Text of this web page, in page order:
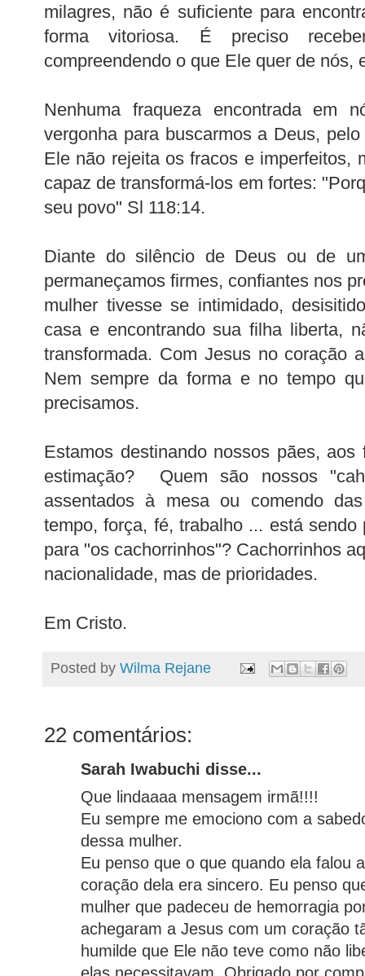
milagres, não é suficiente para
forma vitoriosa. É preciso
compreendendo o que Ele quer de nós,
Nenhuma fraqueza encontrada em
vergonha para buscarmos a Deus,
Ele não rejeita os fracos e imperfeitos,
capaz de transformá-los em fortes:
seu povo" Sl 118:14.
Diante do silêncio de Deus ou de
permaneçamos firmes, confiantes nos
mulher tivesse se intimidado,
casa e encontrando sua filha liberta,
transformada. Com Jesus no coração
Nem sempre da forma e no tempo
precisamos.
Estamos destinando nossos pães,
estimação? Quem são nossos
assentados à mesa ou comendo
tempo, força, fé, trabalho ... está
para "os cachorrinhos"? Cachorrinhos
nacionalidade, mas de prioridades.
Em Cristo.
Posted by Wilma Rejane
22 comentários:
Sarah Iwabuchi disse...
Que lindaaaa mensagem irmã!!!!
Eu sempre me emociono com a
dessa mulher.
Eu penso que o que quando ela falou
coração dela era sincero. Eu penso
mulher que padeceu de hemorragia
achegaram a Jesus com um coração
humilde que Ele não teve como não